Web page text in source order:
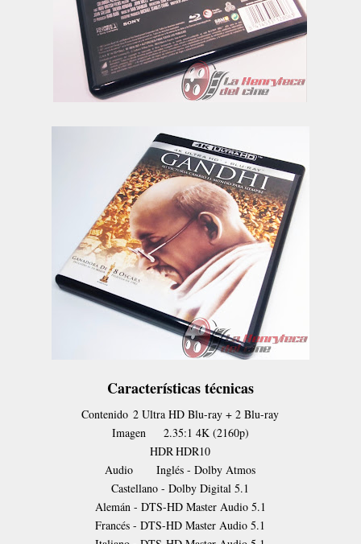
Características técnicas
Contenido 2 Ultra HD Blu-ray + 2 Blu-ray
Imagen
2.35:1 4K (2160p)
HDRHDR10
Audio
Inglés - Dolby Atmos
Castellano - Dolby Digital 5.1
Alemán - DTS-HD Master Audio 5.1
Francés - DTS-HD Master Audio 5.1